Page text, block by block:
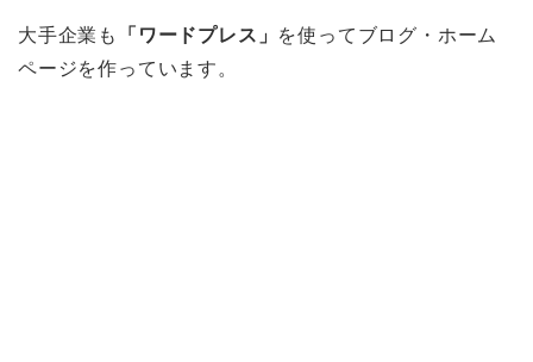
大手企業も 「ワードプレス」 を使ってブログ・ホーム
ページを作っています。